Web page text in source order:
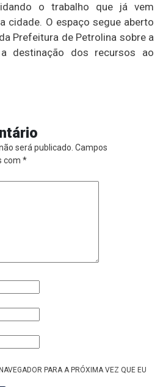
o trabalho que já vem
cidade. O espaço segue aberto
Prefeitura de Petrolina sobre a
destinação dos recursos ao
será publicado. Campos
com *
PARA A PRÓXIMA VEZ QUE EU